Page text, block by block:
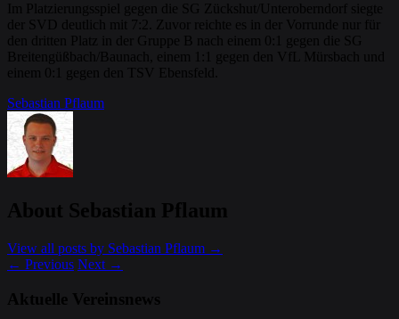
Im Platzierungsspiel gegen die SG Zückshut/Unteroberndorf siegte
der SVD deutlich mit 7:2. Zuvor reichte es in der Vorrunde nur für
den dritten Platz in der Gruppe B nach einem 0:1 gegen die SG
Breitengüßbach/Baunach, einem 1:1 gegen den VfL Mürsbach und
einem 0:1 gegen den TSV Ebensfeld.
Sebastian Pflaum
About Sebastian Pflaum
View all posts by Sebastian Pflaum →
← Previous Next →
Aktuelle Vereinsnews